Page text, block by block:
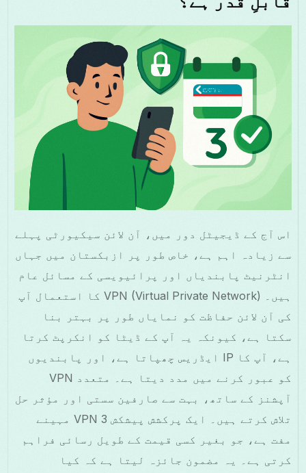
اس آج کے ڈیجیٹل دور میں، آن لائن سیکیورٹی پہلے
سے زیادہ اہم ہے، خاص طور پر ازبکستان میں جہاں
انٹرنیٹ پابندیاں اور پرائیویسی کے مسائل عام
ہیں۔ VPN (Virtual Private Network) کا استعمال آپ
کی آن لائن حفاظت کو نمایاں طور پر بہتر بنا
سکتا ہے، کیونکہ یہ آپ کے ڈیٹا کو انکرپٹ کرتا
ہے، آپ کا IP ایڈریس چھپاتا ہے، اور پابندیوں
کو عبور کرنے میں مدد دیتا ہے۔ متعدد VPN
آپشنز کے ساتھ، بہت سے صارفین سستی اور مؤثر حل
تلاش کرتے ہیں۔ ایک پرکشش پیشکش VPN 3 مہینے
مفت ہے، جو بغیر کسی قیمت کے طویل رسائی فراہم
کرتی ہے۔ یہ مضمون جائزہ لیتا ہے کہ کیا